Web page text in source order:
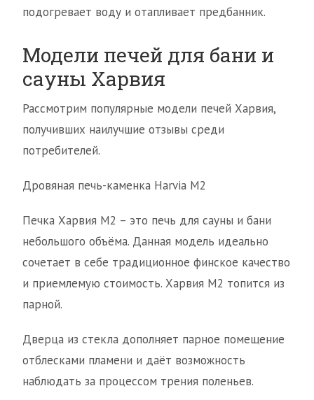
подогревает воду и отапливает предбанник.
Модели печей для бани и
сауны Харвия
Рассмотрим популярные модели печей Харвия,
получивших наилучшие отзывы среди
потребителей.
Дровяная печь-каменка Harvia M2
Печка Харвия М2 – это печь для сауны и бани
небольшого объёма. Данная модель идеально
сочетает в себе традиционное финское качество
и приемлемую стоимость. Харвия М2 топится из
парной.
Дверца из стекла дополняет парное помещение
отблесками пламени и даёт возможность
наблюдать за процессом трения поленьев.